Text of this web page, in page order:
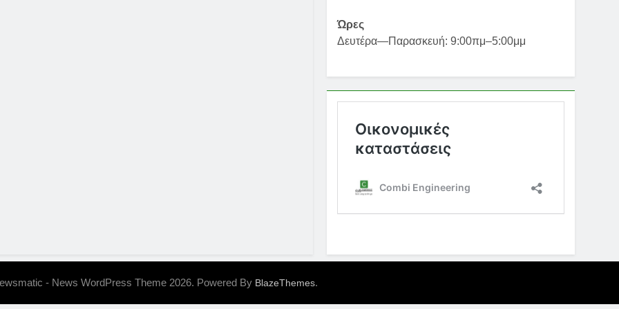
Ώρες
Δευτέρα—Παρασκευή: 9:00πμ–5:00μμ
- News WordPress Theme 2026. Powered By BlazeThemes.